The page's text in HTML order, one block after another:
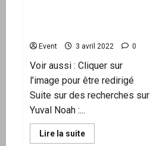
Event 3 avril 2022 0
Voir aussi : Cliquer sur
l’image pour être redirigé
Suite sur des recherches sur
Yuval Noah :...
Lire la suiteEn
savoir